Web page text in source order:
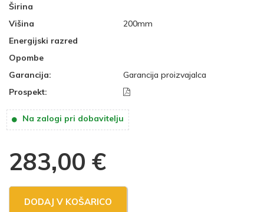
Širina
Višina
200mm
Energijski razred
Opombe
Garancija:
Garancija proizvajalca
Prospekt:
Na zalogi pri dobavitelju
283,00 €
DODAJ V KOŠARICO